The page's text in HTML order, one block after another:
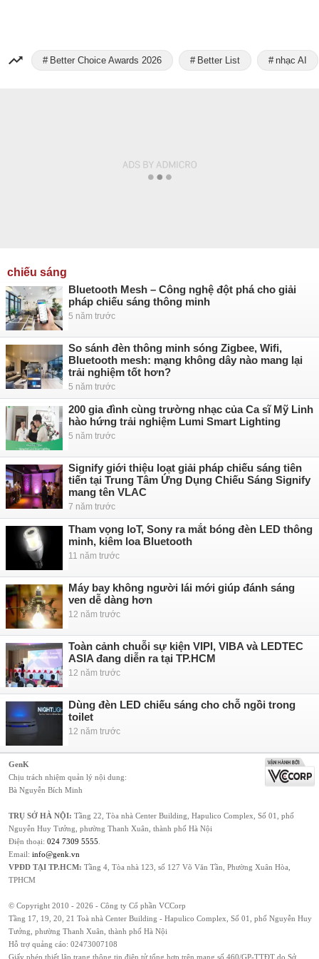
Better Choice Awards 2026 Better List nhạc AI
chiếu sáng
Bluetooth Mesh – Công nghệ đột phá cho giải
pháp chiếu sáng thông minh
5 năm trước
So sánh đèn thông minh sóng Zigbee, Wifi,
Bluetooth mesh: mạng không dây nào mang lại
trải nghiệm tốt hơn?
5 năm trước
200 gia đình cùng trường nhạc của Ca sĩ Mỹ Linh
hào hứng trải nghiệm Lumi Smart Lighting
5 năm trước
Signify giới thiệu loạt giải pháp chiếu sáng tiên
tiến tại Trung Tâm Ứng Dụng Chiếu Sáng Signify
mang tên VLAC
7 năm trước
Tham vọng IoT, Sony ra mắt bóng đèn LED thông
minh, kiêm loa Bluetooth
11 năm trước
Máy bay không người lái mới giúp đánh sáng
ven dễ dàng hơn
12 năm trước
Toàn cảnh chuỗi sự kiện VIPI, VIBA và LEDTEC
ASIA đang diễn ra tại TP.HCM
12 năm trước
Dùng đèn LED chiếu sáng cho chỗ ngồi trong
toilet
12 năm trước
GenK
Chịu trách nhiệm quản lý nội dung:
Bà Nguyễn Bích Minh
TRỤ SỞ HÀ NỘI: Tầng 22, Tòa nhà Center Building, Hapulico Complex, Số 01, phố
Nguyễn Huy Tưởng, phường Thanh Xuân, thành phố Hà Nội
Điện thoại: 024 7309 5555
Email: info@genk.vn
VPĐD TẠI TP.HCM: Tầng 4, Tòa nhà 123, số 127 Võ Văn Tần, Phường Xuân Hòa,
TPHCM
© Copyright 2010 - 2026 - Công ty Cổ phần VCCorp
Tầng 17, 19, 20, 21 Toà nhà Center Building - Hapulico Complex, Số 01, phố Nguyễn Huy
Tưởng, phường Thanh Xuân, thành phố Hà Nội
Hỗ trợ quảng cáo: 02473007108
Giấy phép thiết lập trang thông tin điện tử tổng hợp trên mạng số 460/GP-TTĐT do Sở